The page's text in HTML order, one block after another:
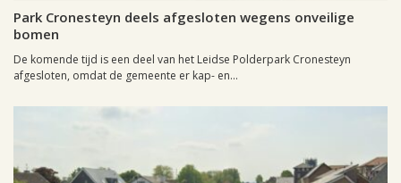
Park Cronesteyn deels afgesloten wegens onveilige
bomen
De komende tijd is een deel van het Leidse Polderpark Cronesteyn
afgesloten, omdat de gemeente er kap- en...